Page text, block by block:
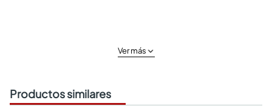
Ver más
Productos similares